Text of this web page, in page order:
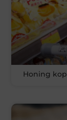
Honing